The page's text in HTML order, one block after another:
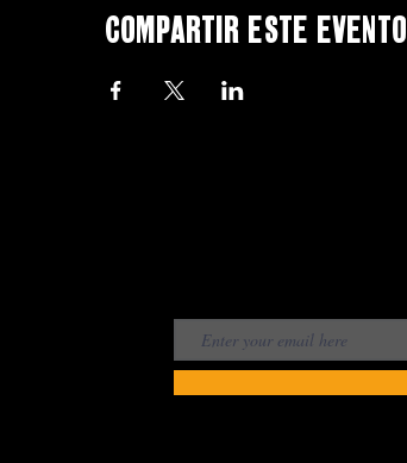
Compartir este evento